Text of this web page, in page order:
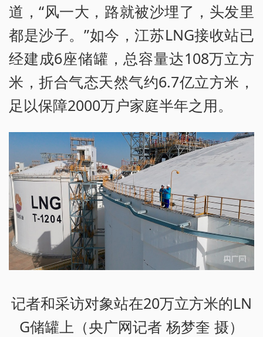
道，“风一大，路就被沙埋了，头发里
都是沙子。”如今，江苏LNG接收站已
经建成6座储罐，总容量达108万立方
米，折合气态天然气约6.7亿立方米，
足以保障2000万户家庭半年之用。
记者和采访对象站在20万立方米的LN
G储罐上（央广网记者 杨梦奎 摄）